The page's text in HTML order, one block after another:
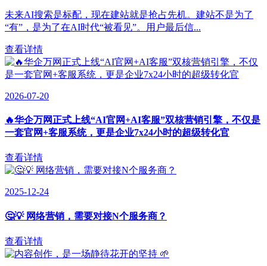
未来AI搜索是标配，现在建站就是抢占先机。建站不是为了
“有”，是为了在AI时代“被看见”。用户最后信...
查看详情
2026-07-20
🔥华企万网正式上线“AI官网+AI客服”双核营销引擎，不仅是
一套官网+客服系统，更是企业7x24小时的超级转化官
查看详情
2025-12-24
🤔💡 网络营销，需要对接N个服务商？
查看详情